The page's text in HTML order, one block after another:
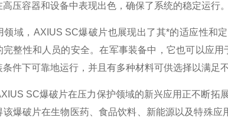
压容器和设备中表现出色，确保了系统的稳定运行。
，AXIUS SC爆破片也展现出了其*的适应性和
完整性和人员的安全。在军事装备中，它也可以应
件下可靠地运行，并且有多种材料可供选择以满足
SC爆破片在压力保护领域的新兴应用正不断拓
该爆破片在生物医药、食品饮料、新能源以及特殊